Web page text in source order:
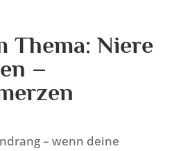
Thema: Niere
–
– wenn deine